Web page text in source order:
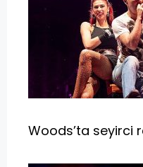
Woods’ta seyirci